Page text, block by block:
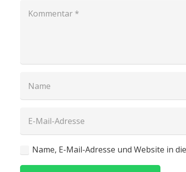
Name, E-Mail-Adresse und Website in